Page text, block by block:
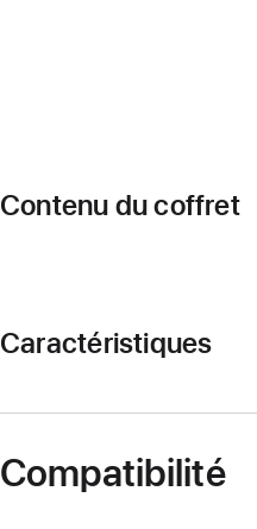
Contenu du coffret
Caractéristiques
Compatibilité